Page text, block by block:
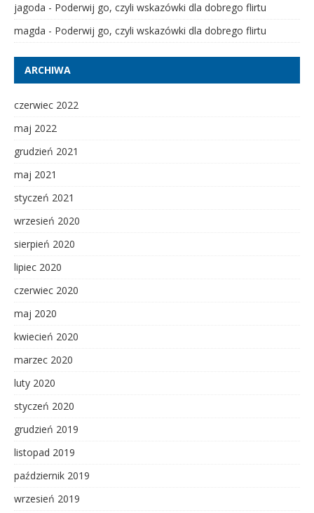
jagoda - Poderwij go, czyli wskazówki dla dobrego flirtu
magda - Poderwij go, czyli wskazówki dla dobrego flirtu
ARCHIWA
czerwiec 2022
maj 2022
grudzień 2021
maj 2021
styczeń 2021
wrzesień 2020
sierpień 2020
lipiec 2020
czerwiec 2020
maj 2020
kwiecień 2020
marzec 2020
luty 2020
styczeń 2020
grudzień 2019
listopad 2019
październik 2019
wrzesień 2019